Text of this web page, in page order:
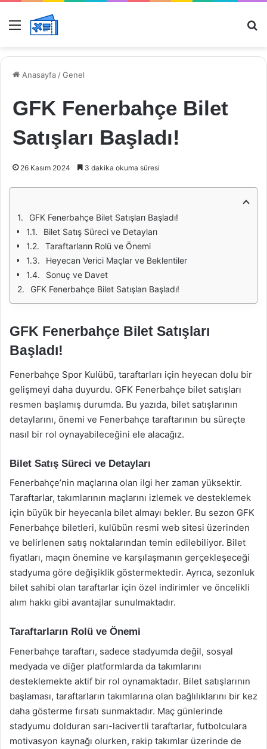
Menü
Anasayfa /Genel
GFK Fenerbahçe Bilet
Satışları Başladı!
26 Kasım 2024 3 dakika okuma süresi
GFK Fenerbahçe Bilet Satışları Başladı!
Bilet Satış Süreci ve Detayları
Taraftarların Rolü ve Önemi
Heyecan Verici Maçlar ve Beklentiler
Sonuç ve Davet
GFK Fenerbahçe Bilet Satışları Başladı!
GFK Fenerbahçe Bilet Satışları
Başladı!
Fenerbahçe Spor Kulübü, taraftarları için heyecan dolu bir
gelişmeyi daha duyurdu. GFK Fenerbahçe bilet satışları
resmen başlamış durumda. Bu yazıda, bilet satışlarının
detaylarını, önemi ve Fenerbahçe taraftarının bu süreçte
nasıl bir rol oynayabileceğini ele alacağız.
Bilet Satış Süreci ve Detayları
Fenerbahçe’nin maçlarına olan ilgi her zaman yüksektir.
Taraftarlar, takımlarının maçlarını izlemek ve desteklemek
için büyük bir heyecanla bilet almayı bekler. Bu sezon GFK
Fenerbahçe biletleri, kulübün resmi web sitesi üzerinden
ve belirlenen satış noktalarından temin edilebiliyor. Bilet
fiyatları, maçın önemine ve karşılaşmanın gerçekleşeceği
stadyuma göre değişiklik göstermektedir. Ayrıca, sezonluk
bilet sahibi olan taraftarlar için özel indirimler ve öncelikli
alım hakkı gibi avantajlar sunulmaktadır.
Taraftarların Rolü ve Önemi
Fenerbahçe taraftarı, sadece stadyumda değil, sosyal
medyada ve diğer platformlarda da takımlarını
desteklemekte aktif bir rol oynamaktadır. Bilet satışlarının
başlaması, taraftarların takımlarına olan bağlılıklarını bir kez
daha gösterme fırsatı sunmaktadır. Maç günlerinde
stadyumu dolduran sarı-lacivertli taraftarlar, futbolculara
motivasyon kaynağı olurken, rakip takımlar üzerinde de